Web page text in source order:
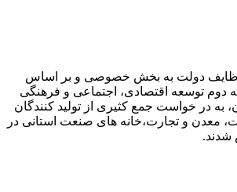
وظایف دولت به بخش خصوصی و بر اساس
برنامه دوم توسعه اقتصادی، اجتماعی و فرهنگی
به در خواست جمع کثیری از تولید کنندگان
معدن و تجارت،خانه های صنعت استانی در